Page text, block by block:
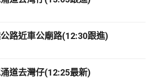
路近車公廟路(12:30跟進)
道去灣仔(12:25最新)